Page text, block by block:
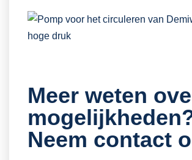
Meer weten
Neem contact